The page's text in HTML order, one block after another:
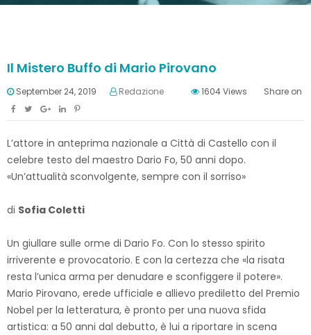
Il Mistero Buffo di Mario Pirovano
September 24, 2019 Redazione 1604Views Share on
L’attore in anteprima nazionale a Città di Castello con il
celebre testo del maestro Dario Fo, 50 anni dopo.
«Un’attualità sconvolgente, sempre con il sorriso»
di Sofia Coletti
Un giullare sulle orme di Dario Fo. Con lo stesso spirito
irriverente e provocatorio. E con la certezza che «la risata
resta l’unica arma per denudare e sconfiggere il potere».
Mario Pirovano, erede ufficiale e allievo prediletto del Premio
Nobel per la letteratura, è pronto per una nuova sfida
artistica: a 50 anni dal debutto, è lui a riportare in scena